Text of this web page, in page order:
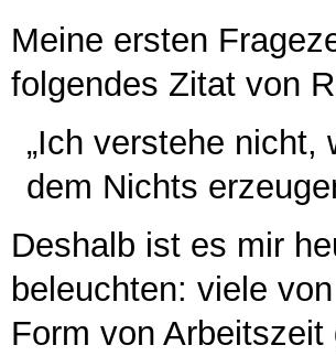
Meine ersten
folgendes Zitat von
„Ich verstehe nicht,
dem Nichts
Deshalb ist es mir
beleuchten: viele
Form von